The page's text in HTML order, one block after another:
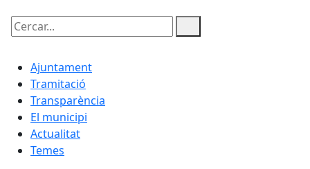
Cercar:
Ajuntament
Tramitació
Transparència
El municipi
Actualitat
Temes